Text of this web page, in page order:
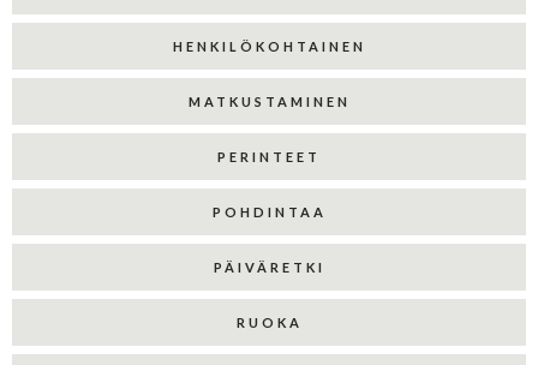
HENKILÖKOHTAINEN
MATKUSTAMINEN
PERINTEET
POHDINTAA
PÄIVÄRETKI
RUOKA